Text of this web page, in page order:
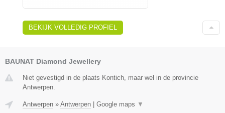
BEKIJK VOLLEDIG PROFIEL
BAUNAT Diamond Jewellery
Niet gevestigd in de plaats Kontich, maar wel in de provincie
Antwerpen.
Antwerpen » Antwerpen Google maps ▼